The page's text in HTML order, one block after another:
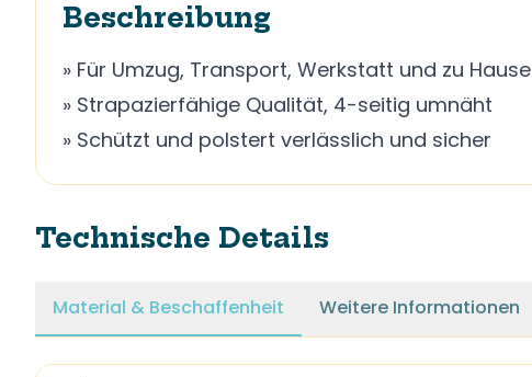
Beschreibung
» Für Umzug, Transport, Werkstatt und zu Hause
» Strapazierfähige Qualität, 4-seitig umnäht
» Schützt und polstert verlässlich und sicher
Technische Details
Material & Beschaffenheit Weitere Informationen